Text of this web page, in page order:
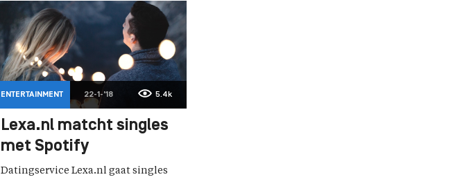
ENTERTAINMENT 22-1-'18 5.4k
Lexa.nl matcht singles
met Spotify
Datingservice Lexa.nl gaat singles